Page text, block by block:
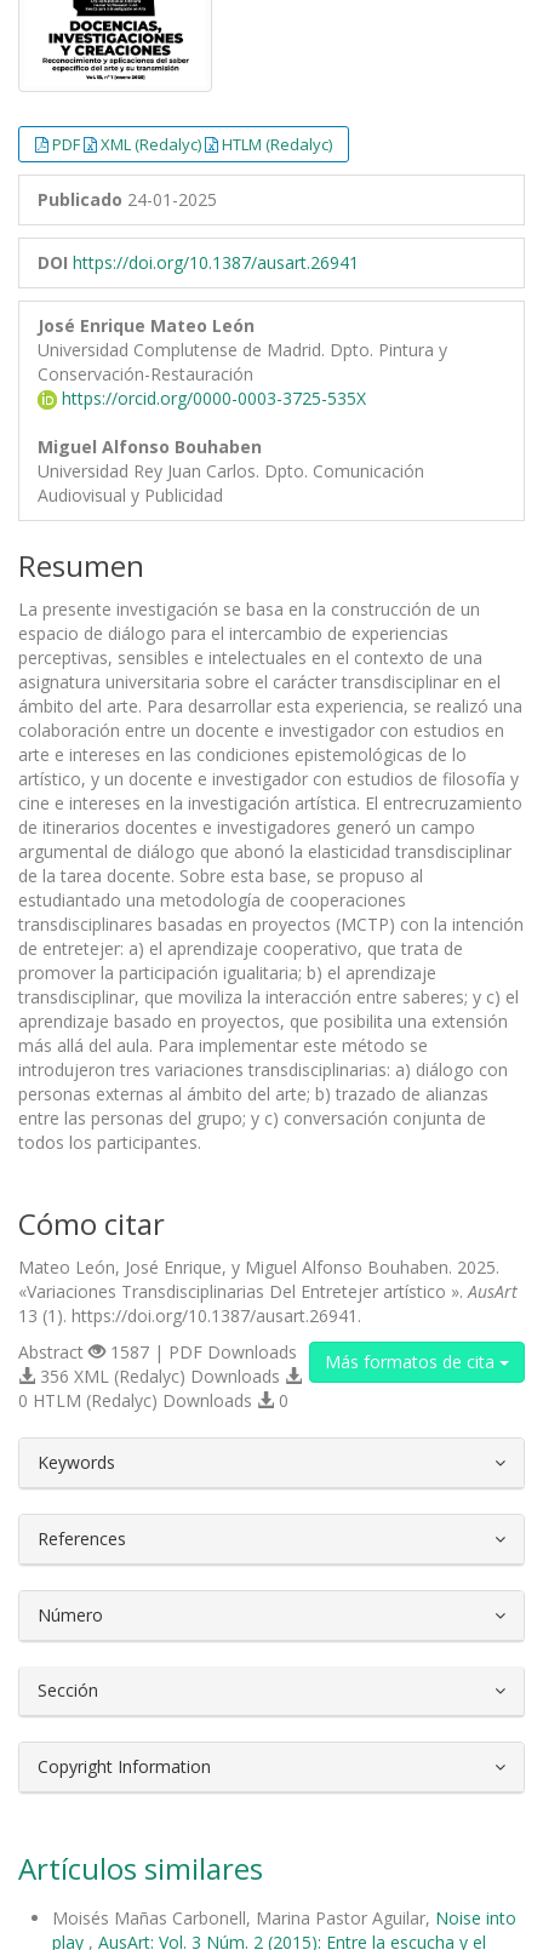
PDF XML (Redalyc) HTLM (Redalyc)
Publicado 24-01-2025
DOI https://doi.org/10.1387/ausart.26941
José Enrique Mateo León
Universidad Complutense de Madrid. Dpto. Pintura y
Conservación-Restauración
https://orcid.org/0000-0003-3725-535X
Miguel Alfonso Bouhaben
Universidad Rey Juan Carlos. Dpto. Comunicación
Audiovisual y Publicidad
Resumen
La presente investigación se basa en la construcción de un
espacio de diálogo para el intercambio de experiencias
perceptivas, sensibles e intelectuales en el contexto de una
asignatura universitaria sobre el carácter transdisciplinar en el
ámbito del arte. Para desarrollar esta experiencia, se realizó una
colaboración entre un docente e investigador con estudios en
arte e intereses en las condiciones epistemológicas de lo
artístico, y un docente e investigador con estudios de filosofía y
cine e intereses en la investigación artística. El entrecruzamiento
de itinerarios docentes e investigadores generó un campo
argumental de diálogo que abonó la elasticidad transdisciplinar
de la tarea docente. Sobre esta base, se propuso al
estudiantado una metodología de cooperaciones
transdisciplinares basadas en proyectos (MCTP) con la intención
de entretejer: a) el aprendizaje cooperativo, que trata de
promover la participación igualitaria; b) el aprendizaje
transdisciplinar, que moviliza la interacción entre saberes; y c) el
aprendizaje basado en proyectos, que posibilita una extensión
más allá del aula. Para implementar este método se
introdujeron tres variaciones transdisciplinarias: a) diálogo con
personas externas al ámbito del arte; b) trazado de alianzas
entre las personas del grupo; y c) conversación conjunta de
todos los participantes.
Cómo citar
Mateo León, José Enrique, y Miguel Alfonso Bouhaben. 2025.
«Variaciones Transdisciplinarias Del Entretejer artístico ».AusArt
13 (1). https://doi.org/10.1387/ausart.26941.
Más formatos de cita
Abstract
1587 | PDF Downloads
356 XML (Redalyc) Downloads
0 HTLM (Redalyc) Downloads
0
Keywords
References
Número
Sección
Copyright Information
Artículos similares
Moisés Mañas Carbonell, Marina Pastor Aguilar, Noise into
play , AusArt: Vol. 3 Núm. 2 (2015): Entre la escucha y el